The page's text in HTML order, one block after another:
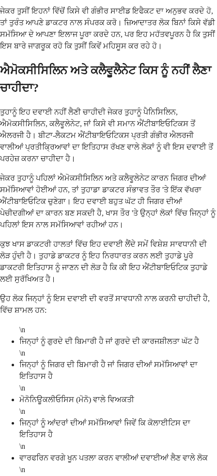
ਜੇਕਰ ਤੁਸੀਂ ਇਹਨਾਂ ਵਿੱਚੋਂ ਕਿਸੇ ਵੀ ਗੰਭੀਰ ਸਾਈਡ ਇਫੈਕਟ ਦਾ ਅਨੁਭਵ ਕਰਦੇ ਹੋ,
ਤਾਂ ਤੁਰੰਤ ਆਪਣੇ ਡਾਕਟਰ ਨਾਲ ਸੰਪਰਕ ਕਰੋ। ਜ਼ਿਆਦਾਤਰ ਲੋਕ ਬਿਨਾਂ ਕਿਸੇ ਵੱਡੀ
ਸਮੱਸਿਆ ਦੇ ਆਪਣਾ ਇਲਾਜ ਪੂਰਾ ਕਰਦੇ ਹਨ, ਪਰ ਇਹ ਮਹੱਤਵਪੂਰਨ ਹੈ ਕਿ ਤੁਸੀਂ
ਇਸ ਬਾਰੇ ਜਾਗਰੂਕ ਰਹੋ ਕਿ ਤੁਸੀਂ ਕਿਵੇਂ ਮਹਿਸੂਸ ਕਰ ਰਹੇ ਹੋ।
ਐਮੋਕਸੀਸਿਲਿਨ ਅਤੇ ਕਲੈਵੂਲੈਨੇਟ ਕਿਸ ਨੂੰ ਨਹੀਂ ਲੈਣਾ
ਚਾਹੀਦਾ?
ਤੁਹਾਨੂੰ ਇਹ ਦਵਾਈ ਨਹੀਂ ਲੈਣੀ ਚਾਹੀਦੀ ਜੇਕਰ ਤੁਹਾਨੂੰ ਪੈਨਿਸਿਲਿਨ,
ਐਮੋਕਸੀਸਿਲਿਨ, ਕਲੈਵੂਲੇਨੇਟ, ਜਾਂ ਕਿਸੇ ਵੀ ਸਮਾਨ ਐਂਟੀਬਾਇਓਟਿਕਸ ਤੋਂ
ਐਲਰਜੀ ਹੈ। ਬੀਟਾ-ਲੈਕਟਮ ਐਂਟੀਬਾਇਓਟਿਕਸ ਪ੍ਰਤੀ ਗੰਭੀਰ ਐਲਰਜੀ
ਵਾਲੀਆਂ ਪ੍ਰਤੀਕ੍ਰਿਆਵਾਂ ਦਾ ਇਤਿਹਾਸ ਰੱਖਣ ਵਾਲੇ ਲੋਕਾਂ ਨੂੰ ਵੀ ਇਸ ਦਵਾਈ ਤੋਂ
ਪਰਹੇਜ਼ ਕਰਨਾ ਚਾਹੀਦਾ ਹੈ।
ਜੇਕਰ ਤੁਹਾਨੂੰ ਪਹਿਲਾਂ ਐਮੋਕਸੀਸਿਲਿਨ ਅਤੇ ਕਲੈਵੂਲੇਨੇਟ ਕਾਰਨ ਜਿਗਰ ਦੀਆਂ
ਸਮੱਸਿਆਵਾਂ ਹੋਈਆਂ ਹਨ, ਤਾਂ ਤੁਹਾਡਾ ਡਾਕਟਰ ਸੰਭਾਵਤ ਤੌਰ 'ਤੇ ਇੱਕ ਵੱਖਰਾ
ਐਂਟੀਬਾਇਓਟਿਕ ਚੁਣੇਗਾ। ਇਹ ਦਵਾਈ ਬਹੁਤ ਘੱਟ ਹੀ ਜਿਗਰ ਦੀਆਂ
ਪੇਚੀਦਗੀਆਂ ਦਾ ਕਾਰਨ ਬਣ ਸਕਦੀ ਹੈ, ਖਾਸ ਤੌਰ 'ਤੇ ਉਨ੍ਹਾਂ ਲੋਕਾਂ ਵਿੱਚ ਜਿਨ੍ਹਾਂ ਨੂੰ
ਪਹਿਲਾਂ ਇਸ ਨਾਲ ਸਮੱਸਿਆਵਾਂ ਰਹੀਆਂ ਹਨ।
ਕੁਝ ਖਾਸ ਡਾਕਟਰੀ ਹਾਲਤਾਂ ਵਿੱਚ ਇਹ ਦਵਾਈ ਲੈਂਦੇ ਸਮੇਂ ਵਿਸ਼ੇਸ਼ ਸਾਵਧਾਨੀ ਦੀ
ਲੋੜ ਹੁੰਦੀ ਹੈ। ਤੁਹਾਡੇ ਡਾਕਟਰ ਨੂੰ ਇਹ ਨਿਰਧਾਰਤ ਕਰਨ ਲਈ ਤੁਹਾਡੇ ਪੂਰੇ
ਡਾਕਟਰੀ ਇਤਿਹਾਸ ਨੂੰ ਜਾਣਨ ਦੀ ਲੋੜ ਹੈ ਕਿ ਕੀ ਇਹ ਐਂਟੀਬਾਇਓਟਿਕ ਤੁਹਾਡੇ
ਲਈ ਸੁਰੱਖਿਅਤ ਹੈ।
ਉਹ ਲੋਕ ਜਿਨ੍ਹਾਂ ਨੂੰ ਇਸ ਦਵਾਈ ਦੀ ਵਰਤੋਂ ਸਾਵਧਾਨੀ ਨਾਲ ਕਰਨੀ ਚਾਹੀਦੀ ਹੈ,
ਵਿੱਚ ਸ਼ਾਮਲ ਹਨ:
\n
ਜਿਨ੍ਹਾਂ ਨੂੰ ਗੁਰਦੇ ਦੀ ਬਿਮਾਰੀ ਹੈ ਜਾਂ ਗੁਰਦੇ ਦੀ ਕਾਰਜਸ਼ੀਲਤਾ ਘੱਟ ਹੈ
\n
ਜਿਨ੍ਹਾਂ ਨੂੰ ਜਿਗਰ ਦੀ ਬਿਮਾਰੀ ਹੈ ਜਾਂ ਜਿਗਰ ਦੀਆਂ ਸਮੱਸਿਆਵਾਂ ਦਾ
ਇਤਿਹਾਸ ਹੈ
\n
ਮੋਨੋਨਿਊਕਲੀਓਸਿਸ (ਮੋਨੋ) ਵਾਲੇ ਵਿਅਕਤੀ
\n
ਜਿਨ੍ਹਾਂ ਨੂੰ ਆਂਦਰਾਂ ਦੀਆਂ ਸਮੱਸਿਆਵਾਂ ਜਿਵੇਂ ਕਿ ਕੋਲਾਈਟਿਸ ਦਾ
ਇਤਿਹਾਸ ਹੈ
\n
ਵਾਰਫਰਿਨ ਵਰਗੇ ਖੂਨ ਪਤਲਾ ਕਰਨ ਵਾਲੀਆਂ ਦਵਾਈਆਂ ਲੈਣ ਵਾਲੇ ਲੋਕ
\n